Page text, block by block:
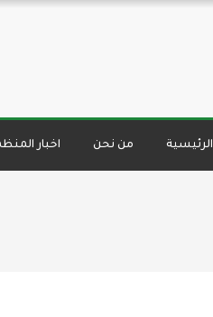
الرئيسية من نحن اخبار